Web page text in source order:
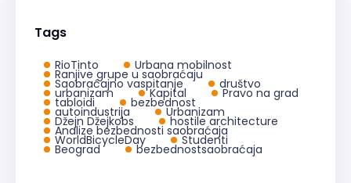
Tags
RioTinto Urbana mobilnost
Ranjive grupe u saobraćaju
Saobraćajno vaspitanje društvo
urbanizam Kapital Pravo na grad
tabloidi bezbednost
autoindustrija Urbanizam
Džejn Džejkobs hostile architecture
Analize bezbednosti saobraćaja
WorldBicycleDay Studenti
Beograd bezbednostsaobraćaja